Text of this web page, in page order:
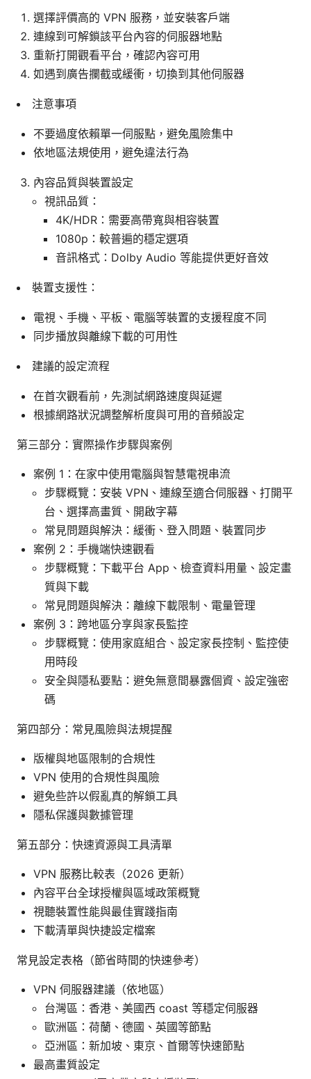
選擇評價高的 VPN 服務，並安裝客戶端
連線到可解鎖該平台內容的伺服器地點
重新打開觀看平台，確認內容可用
如遇到廣告攔截或緩衝，切換到其他伺服器
注意事項
不要過度依賴單一伺服點，避免風險集中
依地區法規使用，避免違法行為
內容品質與裝置設定
視訊品質：
4K/HDR：需要高帶寬與相容裝置
1080p：較普遍的穩定選項
音訊格式：Dolby Audio 等能提供更好音效
裝置支援性：
電視、手機、平板、電腦等裝置的支援程度不同
同步播放與離線下載的可用性
建議的設定流程
在首次觀看前，先測試網路速度與延遲
根據網路狀況調整解析度與可用的音頻設定
第三部分：實際操作步驟與案例
案例 1：在家中使用電腦與智慧電視串流
步驟概覽：安裝 VPN、連線至適合伺服器、打開平
台、選擇高畫質、開啟字幕
常見問題與解決：緩衝、登入問題、裝置同步
案例 2：手機端快速觀看
步驟概覽：下載平台 App、檢查資料用量、設定畫
質與下載
常見問題與解決：離線下載限制、電量管理
案例 3：跨地區分享與家長監控
步驟概覽：使用家庭組合、設定家長控制、監控使
用時段
安全與隱私要點：避免無意間暴露個資、設定強密
碼
第四部分：常見風險與法規提醒
版權與地區限制的合規性
VPN 使用的合規性與風險
避免些許以假亂真的解鎖工具
隱私保護與數據管理
第五部分：快速資源與工具清單
VPN 服務比較表（2026 更新）
內容平台全球授權與區域政策概覽
視聽裝置性能與最佳實踐指南
下載清單與快捷設定檔案
常見設定表格（節省時間的快速參考）
VPN 伺服器建議（依地區）
台灣區：香港、美國西 coast 等穩定伺服器
歐洲區：荷蘭、德國、英國等節點
亞洲區：新加坡、東京、首爾等快速節點
最高畫質設定